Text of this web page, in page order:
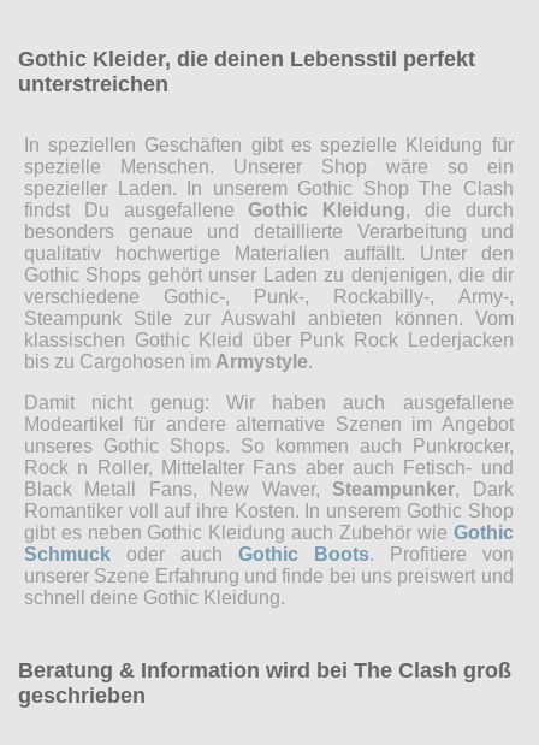
Gothic Kleider, die deinen Lebensstil perfekt
unterstreichen
In speziellen Geschäften gibt es spezielle Kleidung für
spezielle Menschen. Unserer Shop wäre so ein
spezieller Laden. In unserem Gothic Shop The Clash
findst Du ausgefallene Gothic Kleidung, die durch
besonders genaue und detaillierte Verarbeitung und
qualitativ hochwertige Materialien auffällt. Unter den
Gothic Shops gehört unser Laden zu denjenigen, die dir
verschiedene Gothic-, Punk-, Rockabilly-, Army-,
Steampunk Stile zur Auswahl anbieten können. Vom
klassischen Gothic Kleid über Punk Rock Lederjacken
bis zu Cargohosen im Armystyle.
Damit nicht genug: Wir haben auch ausgefallene
Modeartikel für andere alternative Szenen im Angebot
unseres Gothic Shops. So kommen auch Punkrocker,
Rock n Roller, Mittelalter Fans aber auch Fetisch- und
Black Metall Fans, New Waver, Steampunker, Dark
Romantiker voll auf ihre Kosten. In unserem Gothic Shop
gibt es neben Gothic Kleidung auch Zubehör wie Gothic
Schmuck oder auch Gothic Boots. Profitiere von
unserer Szene Erfahrung und finde bei uns preiswert und
schnell deine Gothic Kleidung.
Beratung & Information wird bei The Clash groß
geschrieben